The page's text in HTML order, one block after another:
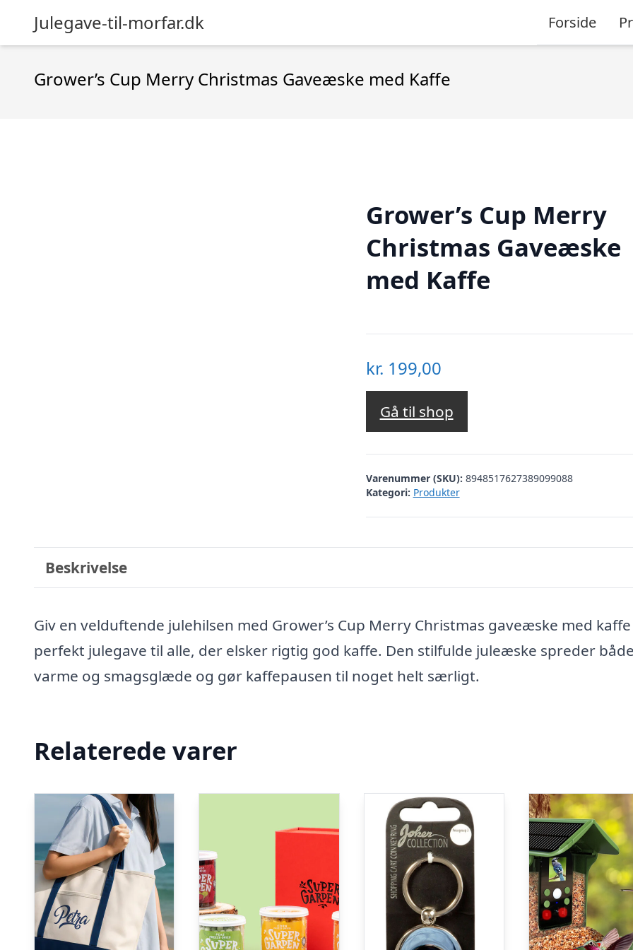
Julegave-til-morfar.dk Forside
Grower’s Cup Merry Christmas Gaveæske med Kaffe
Grower’s Cup Merry
Christmas Gaveæske
med Kaffe
kr. 199,00
Gå til shop
Varenummer (SKU): 8948517627389099088
Kategori: Produkter
Beskrivelse
Giv en velduftende julehilsen med Grower’s Cup Merry Christmas gaveæske med kaffe
perfekt julegave til alle, der elsker rigtig god kaffe. Den stilfulde juleæske spreder
varme og smagsglæde og gør kaffepausen til noget helt særligt.
Relaterede varer